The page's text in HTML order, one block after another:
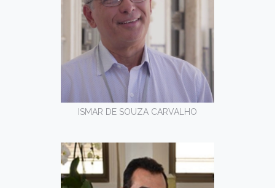
ISMAR DE SOUZA CARVALHO